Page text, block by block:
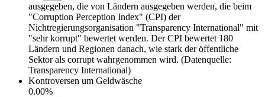
ausgegeben, die von Ländern ausgegeben werden, die beim
"Corruption Perception Index" (CPI) der
Nichtregierungsorganisation "Transparency International" mit
"sehr korrupt" bewertet werden. Der CPI bewertet 180
Ländern und Regionen danach, wie stark der öffentliche
Sektor als corrupt wahrgenommen wird. (Datenquelle:
Transparency International)
Kontroversen um Geldwäsche
0.00%